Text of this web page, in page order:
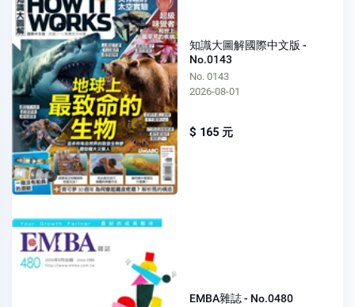
知識大圖解國際中文版 -
No.0143
No. 0143
2026-08-01
$ 165 元
EMBA雜誌 - No.0480